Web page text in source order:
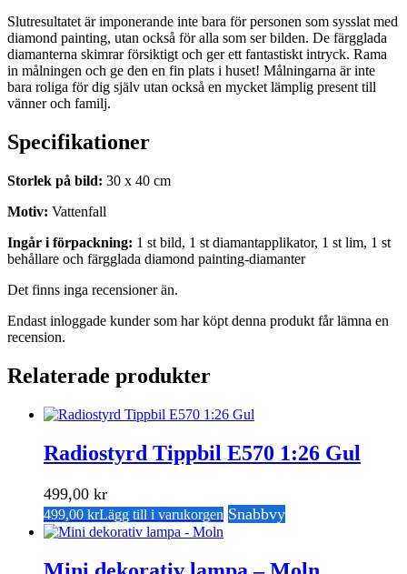
Slutresultatet är imponerande inte bara för personen som sysslat med
diamond painting, utan också för alla som ser bilden. De färgglada
diamanterna skimrar försiktigt och ger ett fantastiskt intryck. Rama
in målningen och ge den en fin plats i huset! Målningarna är inte
bara roliga för dig själv utan också en mycket lämplig present till
vänner och familj.
Specifikationer
Storlek på bild: 30 x 40 cm
Motiv: Vattenfall
Ingår i förpackning: 1 st bild, 1 st diamantapplikator, 1 st lim, 1 st
behållare och färgglada diamond painting-diamanter
Det finns inga recensioner än.
Endast inloggade kunder som har köpt denna produkt får lämna en
recension.
Relaterade produkter
Radiostyrd Tippbil E570 1:26 Gul
499,00 kr
499,00 krLägg till i varukorgen Snabbvy